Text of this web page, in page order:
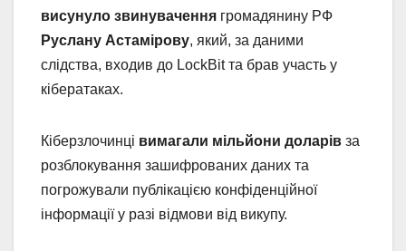
висунуло звинувачення громадянину РФ
Руслану Астамірову, який, за даними
слідства, входив до LockBit та брав участь у
кібератаках.
Кіберзлочинці вимагали мільйони доларів за
розблокування зашифрованих даних та
погрожували публікацією конфіденційної
інформації у разі відмови від викупу.